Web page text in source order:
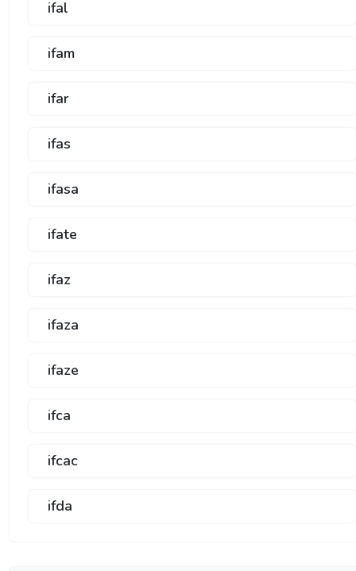
ifal
ifam
ifar
ifas
ifasa
ifate
ifaz
ifaza
ifaze
ifca
ifcac
ifda